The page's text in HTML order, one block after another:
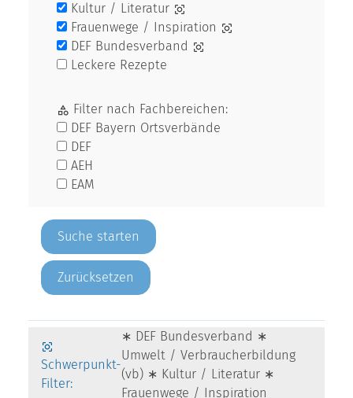
Kultur / Literatur
Frauenwege / Inspiration
DEF Bundesverband
Leckere Rezepte
Filter nach Fachbereichen:
DEF Bayern Ortsverbände
DEF
AEH
EAM
Zurücksetzen
Schwerpunkt-
Filter:
∗ DEF Bundesverband ∗
Umwelt / Verbraucherbildung
(vb) ∗ Kultur / Literatur ∗
Frauenwege / Inspiration